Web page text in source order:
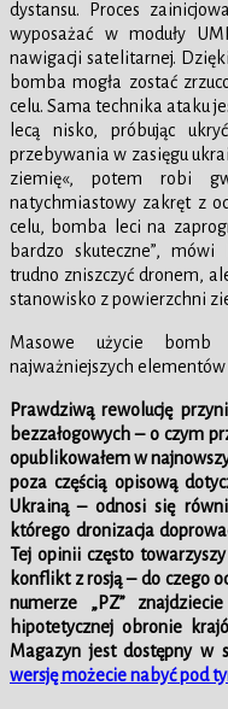
dystansu. Proces
wyposażać w moduły
nawigacji satelitarnej.
bomba mogła zostać
celu. Sama technika ataku
lecą nisko, próbując
przebywania w zasięgu
ziemię«, potem robi
natychmiastowy zakręt z
celu, bomba leci na
bardzo skuteczne”, mówi
trudno zniszczyć dronem,
stanowisko z powierzchni
Masowe użycie bomb
najważniejszych
Prawdziwą rewolucję
bezzałogowych – o czym
opublikowałem w
poza częścią opisową
Ukrainą – odnosi się
którego dronizacja
Tej opinii często
konflikt z rosją – do czego
numerze „PZ”
hipotetycznej obronie
Magazyn jest dostępny w
wersję możecie nabyć pod